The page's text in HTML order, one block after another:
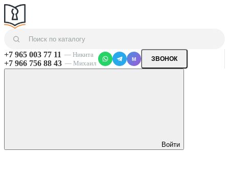
+7 965 003 77 11 — Никита
+7 966 756 88 43 — Михаил
M ЗВОНОК
Войти